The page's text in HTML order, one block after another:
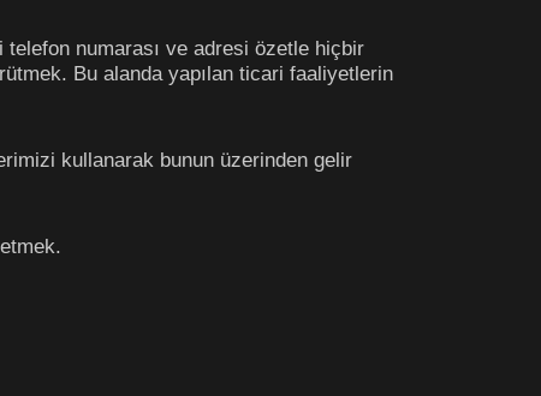
telefon numarası ve adresi özetle hiçbir
Bu alanda yapılan ticari faaliyetlerin
kullanarak bunun üzerinden gelir